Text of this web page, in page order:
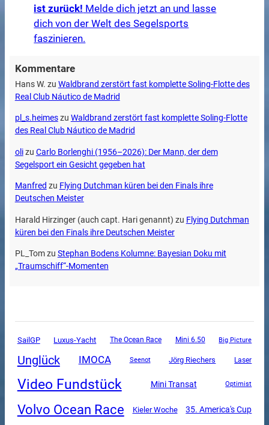
ist zurück! Melde dich jetzt an und lasse
dich von der Welt des Segelsports
faszinieren.
Kommentare
Hans W. zu Waldbrand zerstört fast komplette Soling-Flotte des
Real Club Náutico de Madrid
pl_s.heimeszu Waldbrand zerstört fast komplette Soling-Flotte
des Real Club Náutico de Madrid
olizu Carlo Borlenghi (1956–2026): Der Mann, der dem
Segelsport ein Gesicht gegeben hat
Manfred zu Flying Dutchman küren bei den Finals ihre
Deutschen Meister
Harald Hirzinger (auch capt. Hari genannt) zu Flying Dutchman
küren bei den Finals ihre Deutschen Meister
PL_Tomzu Stephan Bodens Kolumne: Bayesian Doku mit
„Traumschiff“-Momenten
SailGP Luxus-Yacht The Ocean Race Mini 6.50 Big Picture
Unglück IMOCA Seenot Jörg Riechers Laser
Video Fundstück Mini Transat Optimist
Volvo Ocean Race Kieler Woche 35. America's Cup